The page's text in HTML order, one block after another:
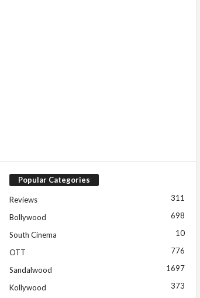
Popular Categories
Reviews 311
Bollywood 698
South Cinema 10
OTT 776
Sandalwood 1697
Kollywood 373